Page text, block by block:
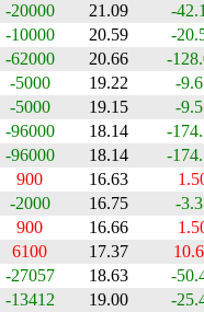
-20000 21.09
-
-10000 20.59
-
-62000 20.66
-
-5000 19.22
-
-5000 19.15
-
-96000 18.14
-
-96000 18.14
-
900 16.63
-2000 16.75
-
900 16.66
6100 17.37
-27057 18.63
-
-13412 19.00
-